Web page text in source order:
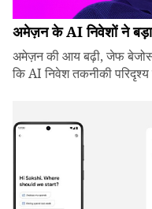
अमेज़न के AI निवेशों ने बड़ा
अमेज़न की आय बढ़ी, जेफ बेजोस
कि AI निवेश तकनीकी